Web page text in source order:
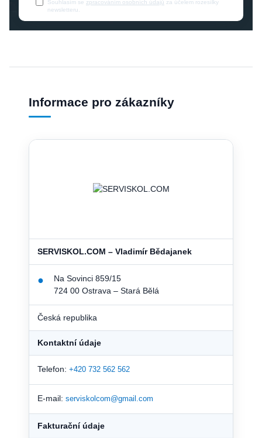
Souhlasím se zpracováním osobních údajů za účelem rozesílky
newsletteru.
Informace pro zákazníky
SERVISKOL.COM – Vladimír Bědajanek
●
Na Sovinci 859/15
724 00 Ostrava – Stará Bělá
Česká republika
Kontaktní údaje
Telefon: +420 732 562 562
E-mail: serviskolcom@gmail.com
Fakturační údaje